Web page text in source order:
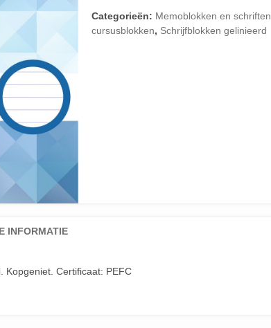
Categorieën: Memoblokken en schriften
cursusblokken, Schrijfblokken gelinieerd
INFORMATIE
Kopgeniet. Certificaat: PEFC